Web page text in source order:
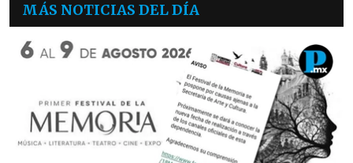
MÁS NOTICIAS DEL DÍA